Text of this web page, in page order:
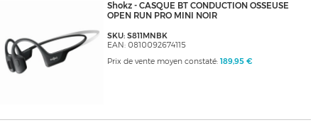
Shokz - CASQUE BT CONDUCTION OSSEUSE
OPEN RUN PRO MINI NOIR
SKU: S811MNBK
EAN: 0810092674115
Prix de vente moyen constaté: 189,95 €